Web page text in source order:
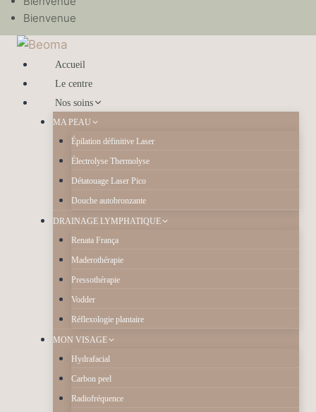
Bienvenue
Accueil
Le centre
Nos soins
MA PEAU
Épilation définitive Laser
Électrolyse Thermolyse
Détatouage Laser Pico
Douche autobronzante
DRAINAGE LYMPHATIQUE
Renata França
Maderothérapie
Pressothérapie
Vodder
Réflexologie plantaire
MON VISAGE
Hydrafacial
Carbon peel
Radiofréquence